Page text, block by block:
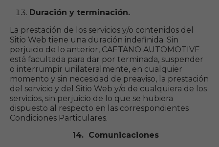
Duración y terminación.
La prestación de los servicios y/o contenidos del
Sitio Web tiene una duración indefinida. Sin
perjuicio de lo anterior, CAETANO AUTOMOTIVE
está facultada para dar por terminada, suspender
o interrumpir unilateralmente, en cualquier
momento y sin necesidad de preaviso, la prestación
del servicio y del Sitio Web y/o de cualquiera de los
servicios, sin perjuicio de lo que se hubiera
dispuesto al respecto en las correspondientes
Condiciones Particulares.
14. Comunicaciones